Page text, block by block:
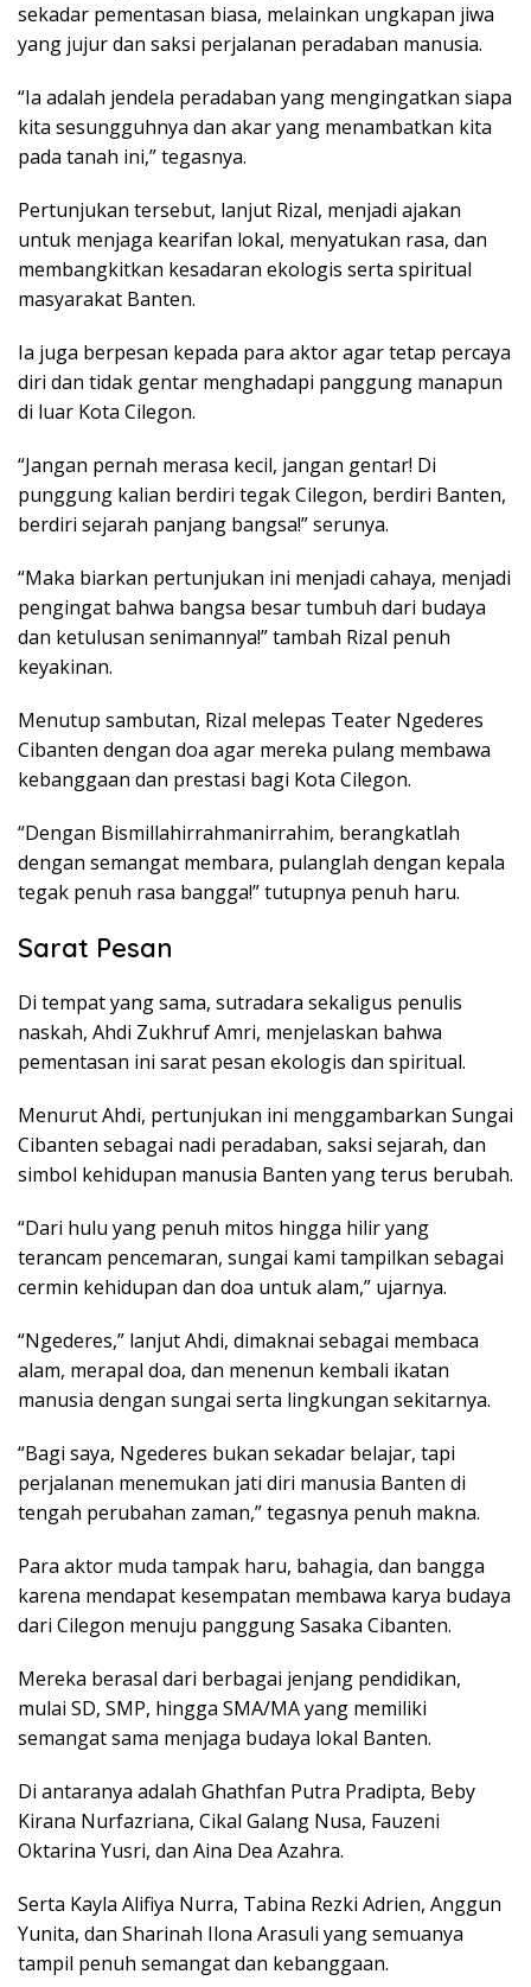
sekadar pementasan biasa, melainkan ungkapan jiwa
yang jujur dan saksi perjalanan peradaban manusia.
“Ia adalah jendela peradaban yang mengingatkan siapa
kita sesungguhnya dan akar yang menambatkan kita
pada tanah ini,” tegasnya.
Pertunjukan tersebut, lanjut Rizal, menjadi ajakan
untuk menjaga kearifan lokal, menyatukan rasa, dan
membangkitkan kesadaran ekologis serta spiritual
masyarakat Banten.
Ia juga berpesan kepada para aktor agar tetap percaya
diri dan tidak gentar menghadapi panggung manapun
di luar Kota Cilegon.
“Jangan pernah merasa kecil, jangan gentar! Di
punggung kalian berdiri tegak Cilegon, berdiri Banten,
berdiri sejarah panjang bangsa!” serunya.
“Maka biarkan pertunjukan ini menjadi cahaya, menjadi
pengingat bahwa bangsa besar tumbuh dari budaya
dan ketulusan senimannya!” tambah Rizal penuh
keyakinan.
Menutup sambutan, Rizal melepas Teater Ngederes
Cibanten dengan doa agar mereka pulang membawa
kebanggaan dan prestasi bagi Kota Cilegon.
“Dengan Bismillahirrahmanirrahim, berangkatlah
dengan semangat membara, pulanglah dengan kepala
tegak penuh rasa bangga!” tutupnya penuh haru.
Sarat Pesan
Di tempat yang sama, sutradara sekaligus penulis
naskah, Ahdi Zukhruf Amri, menjelaskan bahwa
pementasan ini sarat pesan ekologis dan spiritual.
Menurut Ahdi, pertunjukan ini menggambarkan Sungai
Cibanten sebagai nadi peradaban, saksi sejarah, dan
simbol kehidupan manusia Banten yang terus berubah.
“Dari hulu yang penuh mitos hingga hilir yang
terancam pencemaran, sungai kami tampilkan sebagai
cermin kehidupan dan doa untuk alam,” ujarnya.
“Ngederes,” lanjut Ahdi, dimaknai sebagai membaca
alam, merapal doa, dan menenun kembali ikatan
manusia dengan sungai serta lingkungan sekitarnya.
“Bagi saya, Ngederes bukan sekadar belajar, tapi
perjalanan menemukan jati diri manusia Banten di
tengah perubahan zaman,” tegasnya penuh makna.
Para aktor muda tampak haru, bahagia, dan bangga
karena mendapat kesempatan membawa karya budaya
dari Cilegon menuju panggung Sasaka Cibanten.
Mereka berasal dari berbagai jenjang pendidikan,
mulai SD, SMP, hingga SMA/MA yang memiliki
semangat sama menjaga budaya lokal Banten.
Di antaranya adalah Ghathfan Putra Pradipta, Beby
Kirana Nurfazriana, Cikal Galang Nusa, Fauzeni
Oktarina Yusri, dan Aina Dea Azahra.
Serta Kayla Alifiya Nurra, Tabina Rezki Adrien, Anggun
Yunita, dan Sharinah Ilona Arasuli yang semuanya
tampil penuh semangat dan kebanggaan.